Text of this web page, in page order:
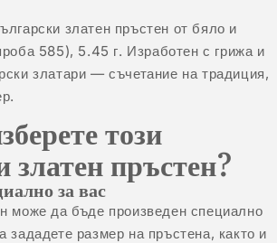
златен пръстен от бяло и
585), 5.45 г. Изработен с грижа и
златари — съчетание на традиция,
този
златен пръстен?
за вас
може да бъде произведен специално
размер на пръстена, както и